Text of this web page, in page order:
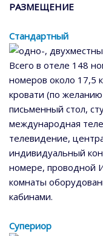
РАЗМЕЩЕНИЕ
Стандартный
одно-,
Всего в отеле 148
номеров около 17,5
кровати (по
письменный стол,
международная
телевидение,
индивидуальный
номере, проводной
комнаты
кабинами.
Супериор